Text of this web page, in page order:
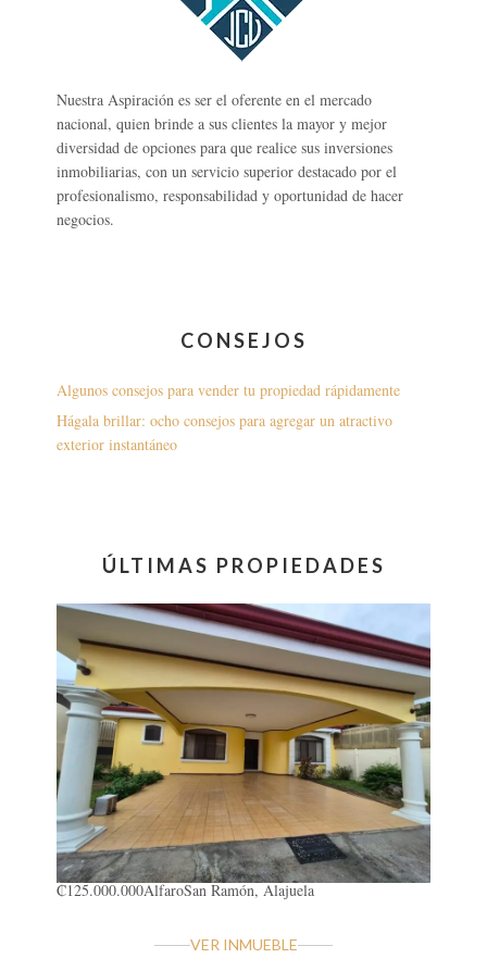
Nuestra Aspiración es ser el oferente en el mercado
nacional, quien brinde a sus clientes la mayor y mejor
diversidad de opciones para que realice sus inversiones
inmobiliarias, con un servicio superior destacado por el
profesionalismo, responsabilidad y oportunidad de hacer
negocios.
CONSEJOS
Algunos consejos para vender tu propiedad rápidamente
Hágala brillar: ocho consejos para agregar un atractivo
exterior instantáneo
ÚLTIMAS PROPIEDADES
₡125.000.000AlfaroSan Ramón, Alajuela
VER INMUEBLE